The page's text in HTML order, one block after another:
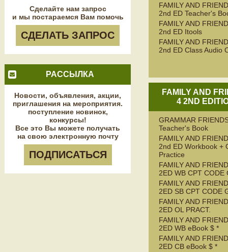
Сделайте нам запрос
и мы постараемся Вам помочь
СДЕЛАТЬ ЗАПРОС
РАССЫЛКА
Новости, объявления, акции,
приглашения на мероприятия.
поступление новинок,
конкурсы!
Все это Вы можете получать
на свою электронную почту
ПОДПИСАТЬСЯ
FAMILY AND
2nd ED Teacher's
FAMILY AND
2nd ED Itools
FAMILY AND
2nd ED Class Audio
FAMILY AND
4 2ND
GRAMMAR
Teacher's Book
FAMILY AND
2nd ED Workbook +
Practice
FAMILY AND
2ED WB CPT CODE
FAMILY AND
2ED SB CPT CODE
FAMILY AND
2ED OL PRACT.
FAMILY AND
2ED WB eBook $ *
FAMILY AND
2ED CB eBook $ *